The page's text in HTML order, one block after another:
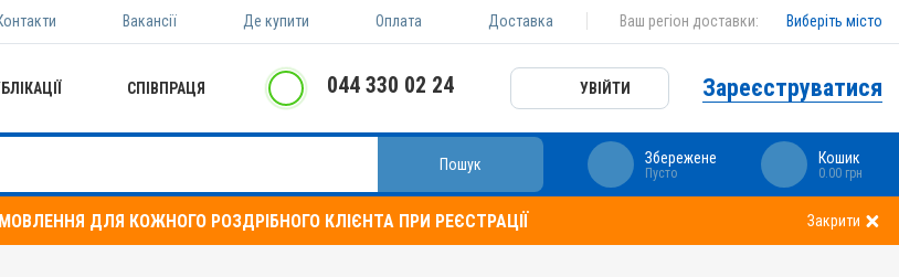
Вакансії Де купити Оплата Доставка Ваш регіон доставки: Виберіть місто
СПІВПРАЦЯ 044 330 02 24 УВІЙТИ Зареєструватися
Пошук Збережене
Пусто
Кошик
0.00 грн
ДЛЯ КОЖНОГО РОЗДРІБНОГО КЛІЄНТА ПРИ РЕЄСТРАЦІЇ Закрити